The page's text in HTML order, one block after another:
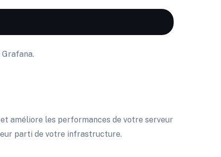
améliore les performances de votre serveur
parti de votre infrastructure.